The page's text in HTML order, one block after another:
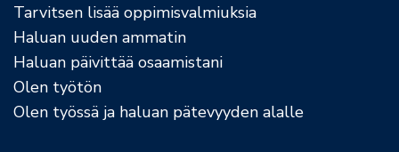
Tarvitsen lisää oppimisvalmiuksia
Haluan uuden ammatin
Haluan päivittää osaamistani
Olen työtön
Olen työssä ja haluan pätevyyden alalle